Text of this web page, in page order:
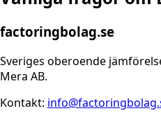
factoringbolag.se
Sveriges oberoende
Mera AB.
Kontakt: